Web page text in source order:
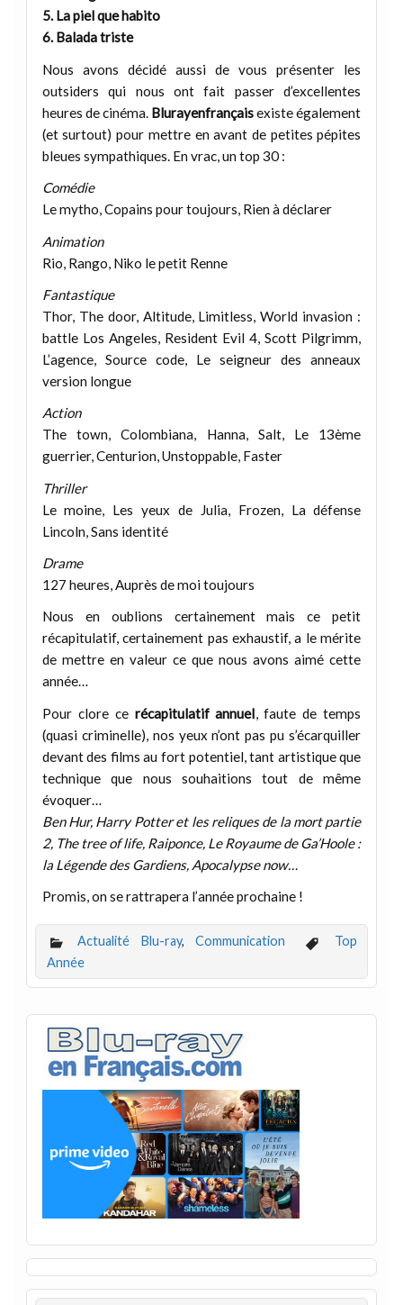
5. La piel que habito
6. Balada triste
Nous avons décidé aussi de vous présenter les
outsiders qui nous ont fait passer d’excellentes
heures de cinéma. Blurayenfrançaisexiste également
(et surtout) pour mettre en avant de petites pépites
bleues sympathiques. En vrac, un top 30 :
Comédie
Le mytho, Copains pour toujours, Rien à déclarer
Animation
Rio, Rango, Niko le petit Renne
Fantastique
Thor, The door, Altitude, Limitless, World invasion :
battle Los Angeles, Resident Evil 4, Scott Pilgrimm,
L’agence, Source code, Le seigneur des anneaux
version longue
Action
The town, Colombiana, Hanna, Salt, Le 13ème
guerrier, Centurion, Unstoppable, Faster
Thriller
Le moine, Les yeux de Julia, Frozen, La défense
Lincoln, Sans identité
Drame
127 heures, Auprès de moi toujours
Nous en oublions certainement mais ce petit
récapitulatif, certainement pas exhaustif, a le mérite
de mettre en valeur ce que nous avons aimé cette
année…
Pour clore ce récapitulatif annuel, faute de temps
(quasi criminelle), nos yeux n’ont pas pu s’écarquiller
devant des films au fort potentiel, tant artistique que
technique que nous souhaitions tout de même
évoquer…
Ben Hur, Harry Potter et les reliques de la mort partie
2, The tree of life, Raiponce, Le Royaume de Ga’Hoole :
la Légende des Gardiens, Apocalypse now…
Promis, on se rattrapera l’année prochaine !
Actualité Blu-ray,Communication
Top
Année